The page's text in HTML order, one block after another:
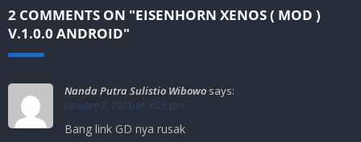
2 COMMENTS ON "EISENHORN XENOS ( MOD )
V.1.0.0 ANDROID"
Nanda Putra Sulistio Wibowo says:
January 7, 2020 at 3:26 pm
Bang link GD nya rusak